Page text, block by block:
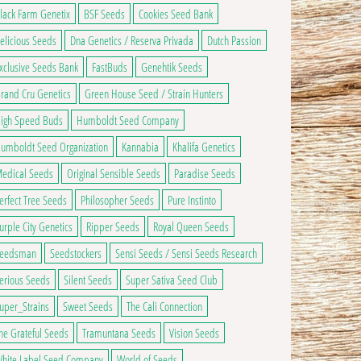
Farm Genetix
BSF Seeds
Cookies Seed Bank
Seeds
Dna Genetics / Reserva Privada
Dutch Passion
Seeds Bank
FastBuds
Genehtik Seeds
Cru Genetics
Green House Seed / Strain Hunters
Speed Buds
Humboldt Seed Company
Seed Organization
Kannabia
Khalifa Genetics
Seeds
Original Sensible Seeds
Paradise Seeds
Tree Seeds
Philosopher Seeds
Pure Instinto
City Genetics
Ripper Seeds
Royal Queen Seeds
Seedstockers
Sensi Seeds / Sensi Seeds Research
Seeds
Silent Seeds
Super Sativa Seed Club
Sweet Seeds
The Cali Connection
Grateful Seeds
Tramuntana Seeds
Vision Seeds